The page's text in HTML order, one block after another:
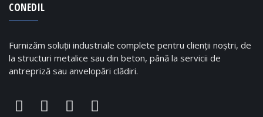
CONEDIL
Furnizăm soluții industriale complete pentru clienții noștri, de
la structuri metalice sau din beton, până la servicii de
antrepriză sau anvelopări clădiri.